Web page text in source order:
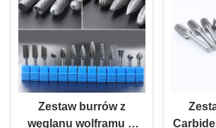
Zestaw burrów z
węglanu wolframu w